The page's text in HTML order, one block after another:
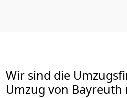
Wir sind die
Umzug von